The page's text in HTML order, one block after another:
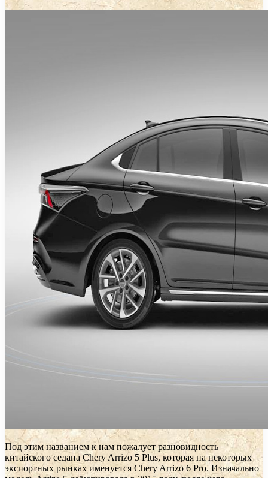
Под этим названием к нам пожалует разновидность
китайского седана Chery Arrizo 5 Plus, которая на некоторых
экспортных рынках именуется Chery Arrizo 6 Pro. Изначально